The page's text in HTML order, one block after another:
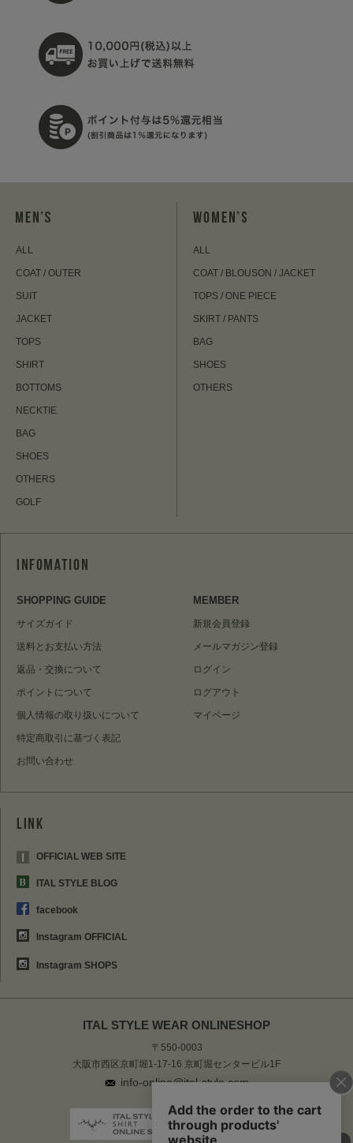
ALL
COAT / OUTER
SUIT
JACKET
TOPS
SHIRT
BOTTOMS
NECKTIE
BAG
SHOES
OTHERS
GOLF
ALL
COAT / BLOUSON / JACKET
TOPS / ONE PIECE
SKIRT / PANTS
BAG
SHOES
OTHERS
SHOPPING GUIDE
サイズガイド
送料とお支払い方法
返品・交換について
ポイントについて
個人情報の取り扱いについて
特定商取引に基づく表記
お問い合わせ
MEMBER
新規会員登録
メールマガジン登録
ログイン
ログアウト
マイページ
OFFICIAL WEB SITE
ITAL STYLE BLOG
facebook
Instagram OFFICIAL
Instagram SHOPS
ITAL STYLE WEAR ONLINESHOP
〒550-0003
大阪市西区京町堀1-17-16 京町堀センタービル1F
info-online@ital-style.com